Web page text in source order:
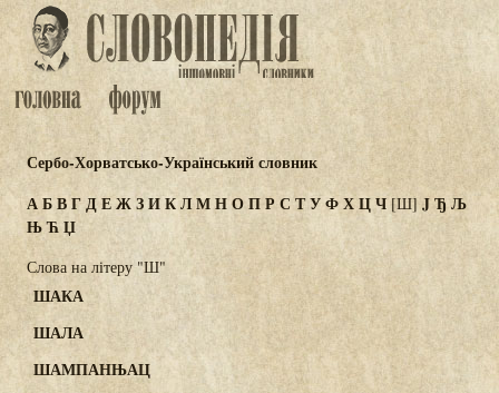
Сербо-Хорватсько-Український словник
АБВГДЕЖЗИКЛМНОПР СТУФХЦЧ[Ш] JЂЉ
ЊЋЏ
Слова на літеру "Ш"
ШАКА
ШАЛА
ШАМПАНЊАЦ